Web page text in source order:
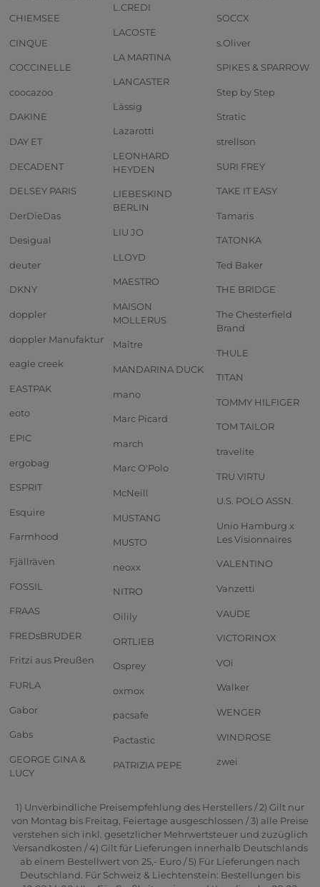
CHIEMSEE
CINQUE
COCCINELLE
coocazoo
DAKINE
DAY ET
DECADENT
DELSEY PARIS
DerDieDas
Desigual
deuter
DKNY
doppler
doppler Manufaktur
eagle creek
EASTPAK
eoto
EPIC
ergobag
ESPRIT
Esquire
Farmhood
Fjällräven
FOSSIL
FRAAS
FREDsBRUDER
Fritzi aus Preußen
FURLA
Gabor
Gabs
GEORGE GINA &
LUCY
L.CREDI
LACOSTE
LA MARTINA
LANCASTER
Lässig
Lazarotti
LEONHARD
HEYDEN
LIEBESKIND
BERLIN
LIU JO
LLOYD
MAESTRO
MAISON
MOLLERUS
Maître
MANDARINA DUCK
mano
Marc Picard
march
Marc O'Polo
McNeill
MUSTANG
MUSTO
neoxx
NITRO
Oilily
ORTLIEB
Osprey
oxmox
pacsafe
Pactastic
PATRIZIA PEPE
SOCCX
s.Oliver
SPIKES & SPARROW
Step by Step
Stratic
strellson
SURI FREY
TAKE IT EASY
Tamaris
TATONKA
Ted Baker
THE BRIDGE
The Chesterfield
Brand
THULE
TITAN
TOMMY HILFIGER
TOM TAILOR
travelite
TRU VIRTU
U.S. POLO ASSN.
Unio Hamburg x
Les Visionnaires
VALENTINO
Vanzetti
VAUDE
VICTORINOX
VOi
Walker
WENGER
WINDROSE
zwei
1) Unverbindliche Preisempfehlung des Herstellers / 2) Gilt nur
von Montag bis Freitag, Feiertage ausgeschlossen / 3) alle Preise
verstehen sich inkl. gesetzlicher Mehrwertsteuer und zuzüglich
Versandkosten / 4) Gilt für Lieferungen innerhalb Deutschlands
ab einem Bestellwert von 25,- Euro / 5) Für Lieferungen nach
Deutschland. Für Schweiz & Liechtenstein: Bestellungen bis